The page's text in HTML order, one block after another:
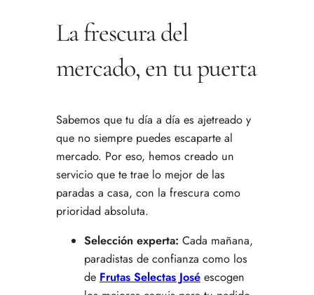
La frescura del
mercado, en tu puerta
Sabemos que tu día a día es ajetreado y
que no siempre puedes escaparte al
mercado. Por eso, hemos creado un
servicio que te trae lo mejor de las
paradas a casa, con la frescura como
prioridad absoluta.
Selección experta: Cada mañana,
paradistas de confianza como los
de Frutas Selectas José escogen